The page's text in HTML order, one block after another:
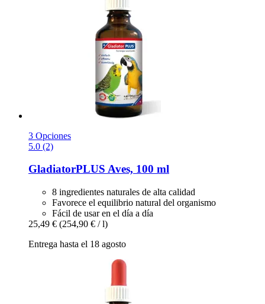
3 Opciones
5.0 (2)
GladiatorPLUS Aves, 100 ml
8 ingredientes naturales de alta calidad
Favorece el equilibrio natural del organismo
Fácil de usar en el día a día
25,49 € (254,90 € / l)
Entrega hasta el 18 agosto